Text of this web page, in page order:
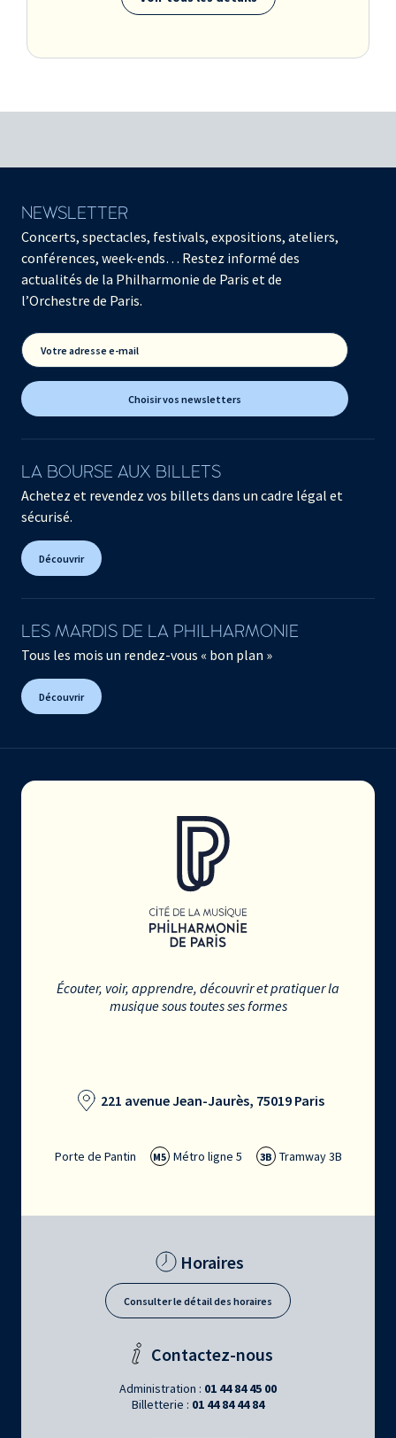
NEWSLETTER
Concerts, spectacles, festivals, expositions, ateliers,
conférences, week-ends… Restez informé des
actualités de la Philharmonie de Paris et de
l’Orchestre de Paris.
Votre adresse e-mail
Choisir vos newsletters
LA BOURSE AUX BILLETS
Achetez et revendez vos billets dans un cadre légal et
sécurisé.
Découvrir
LES MARDIS DE LA PHILHARMONIE
Tous les mois un rendez-vous « bon plan »
Découvrir
Écouter, voir, apprendre, découvrir et pratiquer la
musique sous toutes ses formes
221 avenue Jean-Jaurès, 75019 Paris
Porte de Pantin M5 Métro ligne 5 3B Tramway 3B
Horaires
Consulter le détail des horaires
Contactez-nous
Administration : 01 44 84 45 00
Billetterie : 01 44 84 44 84